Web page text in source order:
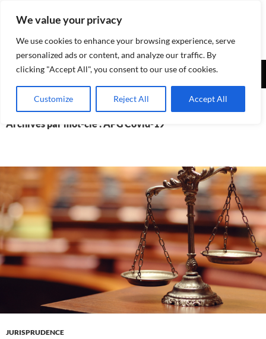
We value your privacy
We use cookies to enhance your browsing experience, serve
personalized ads or content, and analyze our traffic. By
clicking "Accept All", you consent to our use of cookies.
Customize Reject All Accept All
Assurances-sociales.info
Recherche
Archives par mot-clé : APG Covid-19
JURISPRUDENCE